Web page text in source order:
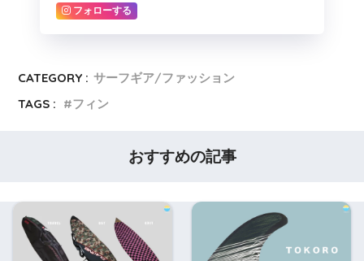
フォローする
CATEGORY : サーフギア/ファッション
TAGS :
フィン
おすすめの記事